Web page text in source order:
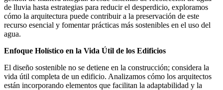
de lluvia hasta estrategias para reducir el desperdicio, exploramos
cómo la arquitectura puede contribuir a la preservación de este
recurso esencial y fomentar prácticas más sostenibles en el uso del
agua.
Enfoque Holístico en la Vida Útil de los Edificios
El diseño sostenible no se detiene en la construcción; considera la
vida útil completa de un edificio. Analizamos cómo los arquitectos
están incorporando elementos que facilitan la adaptabilidad y la